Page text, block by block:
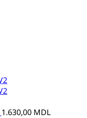
1.630,00 MDL